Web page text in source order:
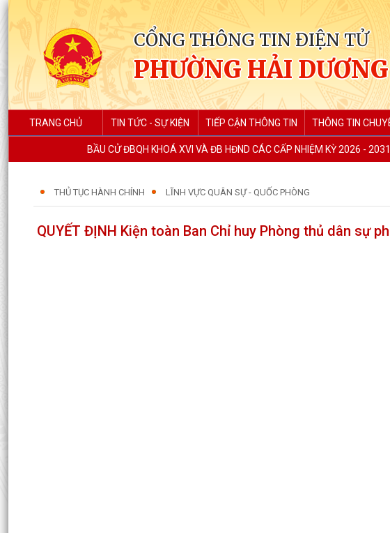
CỔNG THÔNG TIN ĐIỆN TỬ
PHƯỜNG HẢI DƯƠNG
TRANG CHỦ TIN TỨC - SỰ KIỆN TIẾP CẬN THÔNG TIN THÔNG TIN
BẦU CỬ ĐBQH KHOÁ XVI VÀ ĐB HĐND CÁC CẤP NHIỆM KỲ 2026 - 2031
THỦ TỤC HÀNH CHÍNH LĨNH VỰC QUÂN SỰ - QUỐC PHÒNG
QUYẾT ĐỊNH Kiện toàn Ban Chỉ huy Phòng thủ dân sự